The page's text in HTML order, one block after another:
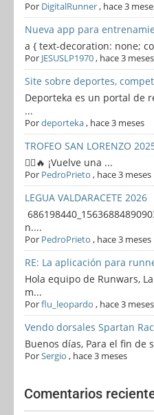
Por DigitalRunner, hace 3
Nueva app para
a { text-decoration: none;
Por JESUSLP1970, hace 3 meses
Site sobre deportes,
Deporteka es un portal de
...
Pordeporteka, hace 3 meses
TROFEO SAN LORENZO
🏃‍♂️🔥 ¡Vuelve una ...
Por PedroPrieto , hace 3 meses
LEGUA VALDARACETE 2026
n....
Por PedroPrieto , hace 3 meses
RE: La aplicación para
Hola equipo de Runwars,
m...
Porflu_leopardo , hace 3 meses
Vendo dorsales Spartan
Buenos días, Para el fin de
PorSergio , hace 3 meses
Comentarios